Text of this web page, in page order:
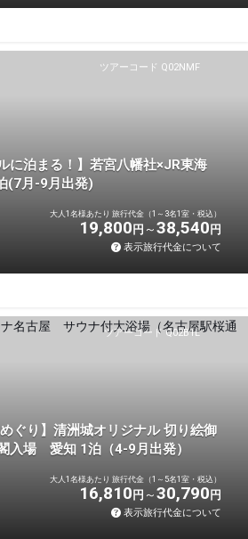
ツアーコード Q02NMF
に泊まる！】若宮八幡社×JR東海
(7月-9月出発)
大人1名様あたり 旅行代金（1～3名1室・税込）
19,800 円 38,540 円
表示旅行代金について
ツアーコード Q02B1L
ぐり】清洲城オリジナル 切り絵御
入場 愛知 1泊（4-9月出発）
大人1名様あたり 旅行代金（1～5名1室・税込）
16,810 円 30,790 円
表示旅行代金について